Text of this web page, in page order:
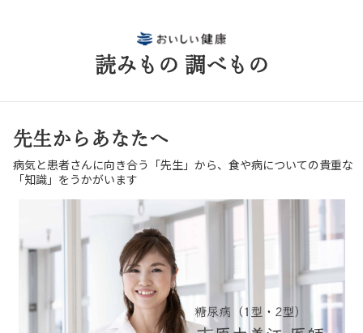
読みもの 調べもの
先生からあなたへ
病気と患者さんに向き合う「先生」から、食や病についての貴重な
「知識」をうかがいます